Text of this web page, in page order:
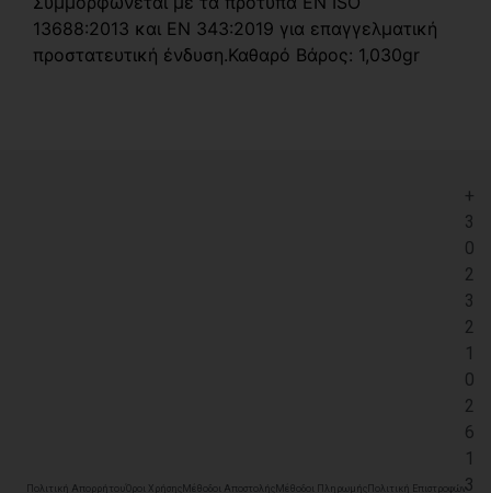
13688:2013 και EN 343:2019 για επαγγελματική
προστατευτική ένδυση.Καθαρό Βάρος: 1,030gr
Πολιτική ΑπορρήτουΌροι Χρήσης Μέθοδοι Αποστολής Μέθοδοι Πληρωμής Πολιτική Επιστροφών
+
3
0
2
3
2
1
0
2
6
1
3